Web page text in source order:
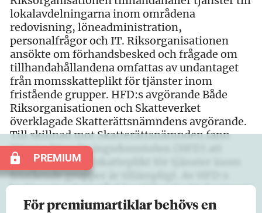
lokalavdelningarna inom områdena
redovisning, löneadministration,
personalfrågor och IT. Riksorganisationen
ansökte om förhandsbesked och frågade om
tillhandahållandena omfattas av undantaget
från momsskatteplikt för tjänster inom
fristående grupper. HFD:s avgörande Både
Riksorganisationen och Skatteverket
överklagade Skatterättsnämndens avgörande.
Till skillnad mot Skatterättsnämnden fann
Högsta Förvaltningsdomstolen (HFD) att
undantaget från skatteplikt för tjänster inom
fristående grupper är tillämpligt. Av HFD:s
bedömning framgår bl.a. följande. Undantaget
från momsskatteplikt för tjänster…
PREMIUM
För premiumartiklar behövs en